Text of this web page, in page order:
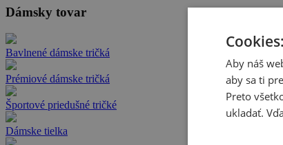
Dámsky tovar
Bavlnené dámske tričká
Prémiové dámske tričká
Športové priedušné tričké
Dámske tielka
Aby náš
aby sa ti
Preto
ukladať.